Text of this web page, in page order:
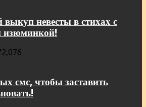
невесты в стихах с
изюминкой!
смс, чтобы заставить